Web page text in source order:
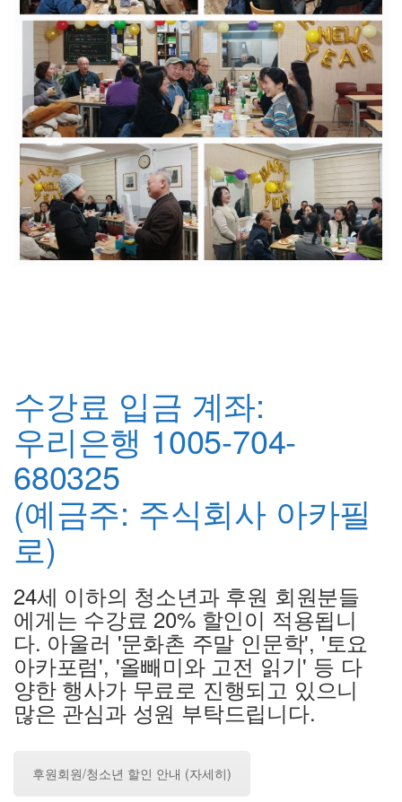
수강료 입금 계좌:
우리은행 1005-704-
680325
(예금주: 주식회사 아카필
로)
24세 이하의 청소년과 후원 회원분들
에게는 수강료 20% 할인이 적용됩니
다. 아울러 '문화촌 주말 인문학', '토요
아카포럼', '올빼미와 고전 읽기' 등 다
양한 행사가 무료로 진행되고 있으니
많은 관심과 성원 부탁드립니다.
후원회원/청소년 할인 안내 (자세히)